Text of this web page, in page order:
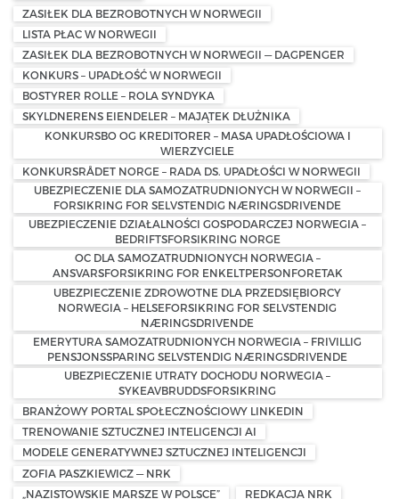
ZASIŁEK DLA BEZROBOTNYCH W NORWEGII
LISTA PŁAC W NORWEGII
ZASIŁEK DLA BEZROBOTNYCH W NORWEGII — DAGPENGER
KONKURS – UPADŁOŚĆ W NORWEGII
BOSTYRER ROLLE – ROLA SYNDYKA
SKYLDNERENS EIENDELER – MAJĄTEK DŁUŻNIKA
KONKURSBO OG KREDITORER – MASA UPADŁOŚCIOWA I
WIERZYCIELE
KONKURSRÅDET NORGE – RADA DS. UPADŁOŚCI W NORWEGII
UBEZPIECZENIE DLA SAMOZATRUDNIONYCH W NORWEGII –
FORSIKRING FOR SELVSTENDIG NÆRINGSDRIVENDE
UBEZPIECZENIE DZIAŁALNOŚCI GOSPODARCZEJ NORWEGIA –
BEDRIFTSFORSIKRING NORGE
OC DLA SAMOZATRUDNIONYCH NORWEGIA –
ANSVARSFORSIKRING FOR ENKELTPERSONFORETAK
UBEZPIECZENIE ZDROWOTNE DLA PRZEDSIĘBIORCY
NORWEGIA – HELSEFORSIKRING FOR SELVSTENDIG
NÆRINGSDRIVENDE
EMERYTURA SAMOZATRUDNIONYCH NORWEGIA – FRIVILLIG
PENSJONSSPARING SELVSTENDIG NÆRINGSDRIVENDE
UBEZPIECZENIE UTRATY DOCHODU NORWEGIA –
SYKEAVBRUDDSFORSIKRING
BRANŻOWY PORTAL SPOŁECZNOŚCIOWY LINKEDIN
TRENOWANIE SZTUCZNEJ INTELIGENCJI AI
MODELE GENERATYWNEJ SZTUCZNEJ INTELIGENCJI
ZOFIA PASZKIEWICZ — NRK
„NAZISTOWSKIE MARSZE W POLSCE”
REDKACJA NRK